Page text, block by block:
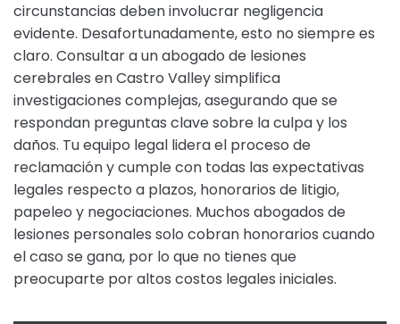
circunstancias deben involucrar negligencia
evidente. Desafortunadamente, esto no siempre es
claro. Consultar a un abogado de lesiones
cerebrales en Castro Valley simplifica
investigaciones complejas, asegurando que se
respondan preguntas clave sobre la culpa y los
daños. Tu equipo legal lidera el proceso de
reclamación y cumple con todas las expectativas
legales respecto a plazos, honorarios de litigio,
papeleo y negociaciones. Muchos abogados de
lesiones personales solo cobran honorarios cuando
el caso se gana, por lo que no tienes que
preocuparte por altos costos legales iniciales.